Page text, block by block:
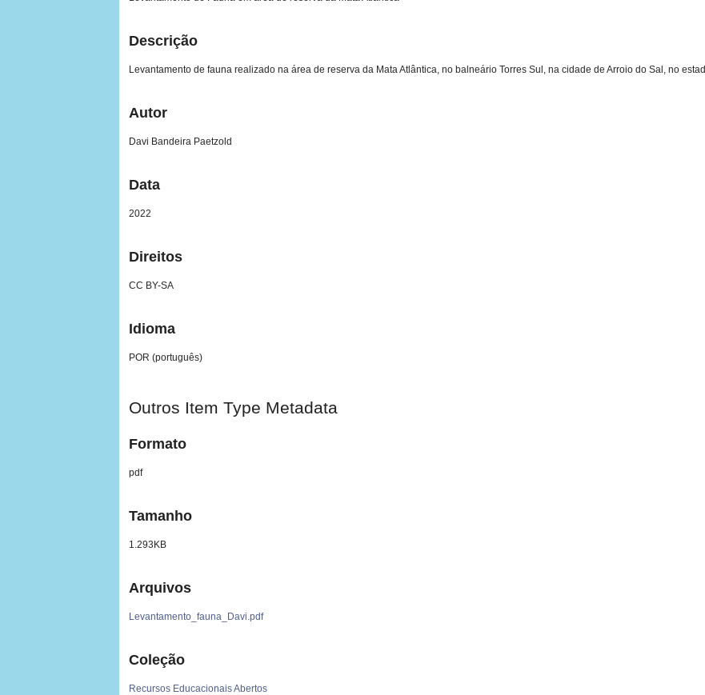
Descrição
Levantamento de fauna realizado na área de reserva da Mata Atlântica, no balneário Torres Sul, na cidade de Arroio do Sal, no
Autor
Davi Bandeira Paetzold
Data
2022
Direitos
CC BY-SA
Idioma
POR (português)
Outros Item Type Metadata
Formato
pdf
Tamanho
1.293KB
Arquivos
Levantamento_fauna_Davi.pdf
Coleção
Recursos Educacionais Abertos